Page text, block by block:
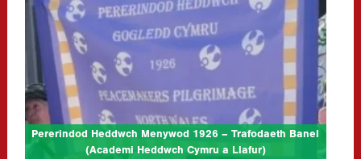
Pererindod Heddwch Menywod 1926 – Trafodaeth Banel
(Academi Heddwch Cymru a Llafur)
06/08/2026
at Cymdeithasau 1, Eisteddfod y Garreg Las, Llantwt
Ymunwch â ni am drafodaeth banel i ddathlu canmlwyddiant
Pererindod Heddwch Menywod 1926. Yn ystod tymor yr haf
1926, gorymdeithiodd degau o filoedd…
CLICK TO READ MORE...